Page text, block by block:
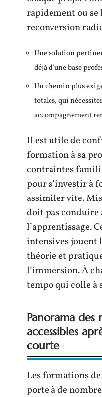
rapidement ou se
reconversion
Une solution
déjà d’une base
Un chemin plus
totales, qui
accompagnement
Il est utile de
formation à sa
contraintes
pour s’investir à
assimiler vite.
doit pas conduire
l’apprentissage.
intensives jouent
théorie et
l’immersion. À
tempo qui colle à
Panorama des
accessibles
courte
Les formations
porte à de